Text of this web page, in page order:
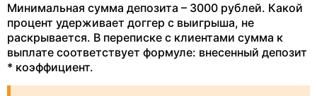
Минимальная сумма депозита – 3000 рублей. Какой
процент удерживает доггер с выигрыша, не
раскрывается. В переписке с клиентами сумма к
выплате соответствует формуле: внесенный депозит
* коэффициент.